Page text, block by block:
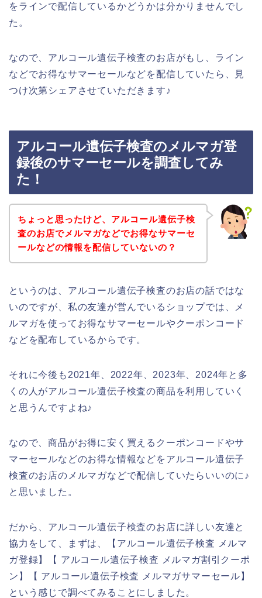
をラインで配信しているかどうかは分かりませんでし
た。
なので、アルコール遺伝子検査のお店がもし、ライン
などでお得なサマーセールなどを配信していたら、見
つけ次第シェアさせていただきます♪
アルコール遺伝子検査のメルマガ登
録後のサマーセールを調査してみ
た！
ちょっと思ったけど、アルコール遺伝子検
査のお店でメルマガなどでお得なサマーセ
ールなどの情報を配信していないの？
というのは、アルコール遺伝子検査のお店の話ではな
いのですが、私の友達が営んでいるショップでは、メ
ルマガを使ってお得なサマーセールやクーポンコード
などを配布しているからです。
それに今後も2021年、2022年、2023年、2024年と多
くの人がアルコール遺伝子検査の商品を利用していく
と思うんですよね♪
なので、商品がお得に安く買えるクーポンコードやサ
マーセールなどのお得な情報などをアルコール遺伝子
検査のお店のメルマガなどで配信していたらいいのに♪
と思いました。
だから、アルコール遺伝子検査のお店に詳しい友達と
協力をして、まずは、【アルコール遺伝子検査 メルマ
ガ登録】【 アルコール遺伝子検査 メルマガ割引クーポ
ン】【 アルコール遺伝子検査 メルマガサマーセール】
という感じで調べてみることにしました。